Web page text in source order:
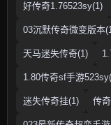
好传奇1.76523sy(1)
03沉默传奇微变版本
天马迷失传奇(1)
1.80传奇sf手游
迷失传奇挂(1) 传